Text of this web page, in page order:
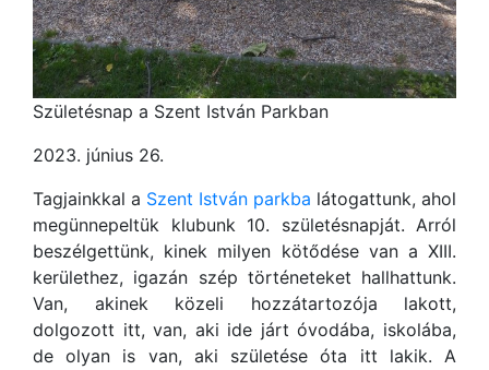
Születésnap a Szent István Parkban
2023. június 26.
Tagjainkkal a Szent István parkba látogattunk, ahol
megünnepeltük klubunk 10. születésnapját. Arról
beszélgettünk, kinek milyen kötődése van a XIII.
kerülethez, igazán szép történeteket hallhattunk.
Van, akinek közeli hozzátartozója lakott,
dolgozott itt, van, aki ide járt óvodába, iskolába,
de olyan is van, aki születése óta itt lakik. A